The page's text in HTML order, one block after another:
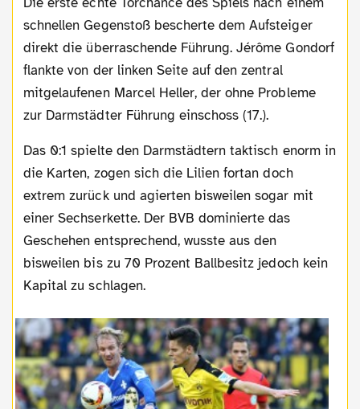
schnellen Gegenstoß bescherte dem Aufsteiger
direkt die überraschende Führung. Jérôme Gondorf
flankte von der linken Seite auf den zentral
mitgelaufenen Marcel Heller, der ohne Probleme
zur Darmstädter Führung einschoss (17.).
Das 0:1 spielte den Darmstädtern taktisch enorm in
die Karten, zogen sich die Lilien fortan doch
extrem zurück und agierten bisweilen sogar mit
einer Sechserkette. Der BVB dominierte das
Geschehen entsprechend, wusste aus den
bisweilen bis zu 70 Prozent Ballbesitz jedoch kein
Kapital zu schlagen.